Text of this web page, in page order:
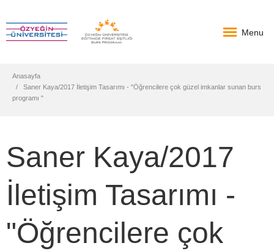
Menu
Anasayfa
Saner Kaya/2017 İletişim Tasarımı - "Öğrencilere çok güzel imkanlar sunan burs
programı "
Saner Kaya/2017
İletişim Tasarımı -
"Öğrencilere çok